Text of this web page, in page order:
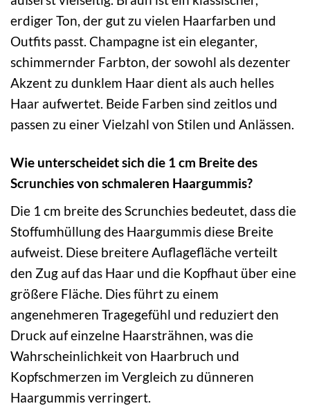
erdiger Ton, der gut zu vielen Haarfarben und
Outfits passt. Champagne ist ein eleganter,
schimmernder Farbton, der sowohl als dezenter
Akzent zu dunklem Haar dient als auch helles
Haar aufwertet. Beide Farben sind zeitlos und
passen zu einer Vielzahl von Stilen und Anlässen.
Wie unterscheidet sich die 1 cm Breite des
Scrunchies von schmaleren Haargummis?
Die 1 cm breite des Scrunchies bedeutet, dass die
Stoffumhüllung des Haargummis diese Breite
aufweist. Diese breitere Auflagefläche verteilt
den Zug auf das Haar und die Kopfhaut über eine
größere Fläche. Dies führt zu einem
angenehmeren Tragegefühl und reduziert den
Druck auf einzelne Haarsträhnen, was die
Wahrscheinlichkeit von Haarbruch und
Kopfschmerzen im Vergleich zu dünneren
Haargummis verringert.